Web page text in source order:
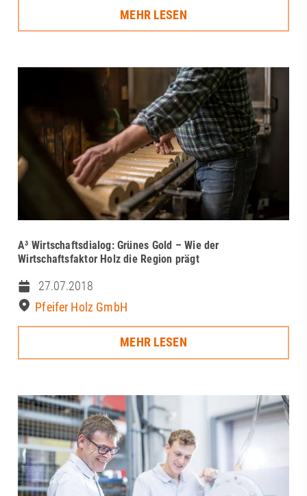
MEHR LESEN
A³ Wirtschaftsdialog: Grünes Gold – Wie der
Wirtschaftsfaktor Holz die Region prägt
27.07.2018
Pfeifer Holz GmbH
MEHR LESEN